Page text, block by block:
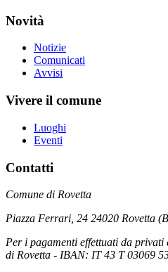
Novità
Notizie
Comunicati
Avvisi
Vivere il comune
Luoghi
Eventi
Contatti
Comune di Rovetta
Piazza Ferrari, 24 24020 Rovetta
Per i pagamenti effettuati da privati
di Rovetta - IBAN: IT 43 T 03069